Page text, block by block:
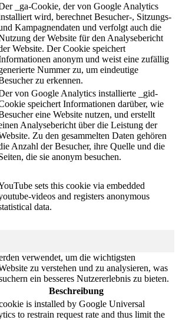
_ga-Cookie, der von Google Analytics
wird, berechnet Besucher-, Sitzungs-
Kampagnendaten und verfolgt auch die
der Website für den Analysebericht
Website. Der Cookie speichert
anonym und weist eine zufällig
Nummer zu, um eindeutige
zu erkennen.
von Google Analytics installierte _gid-
speichert Informationen darüber, wie
eine Website nutzen, und erstellt
Analysebericht über die Leistung der
Zu den gesammelten Daten gehören
Anzahl der Besucher, ihre Quelle und die
die sie anonym besuchen.
sets this cookie via embedded
videos and registers anonymous
data.
verwendet, um die wichtigsten
zu verstehen und zu analysieren, was
ein besseres Nutzererlebnis zu bieten.
Beschreibung
is installed by Google Universal
to restrain request rate and thus limit the